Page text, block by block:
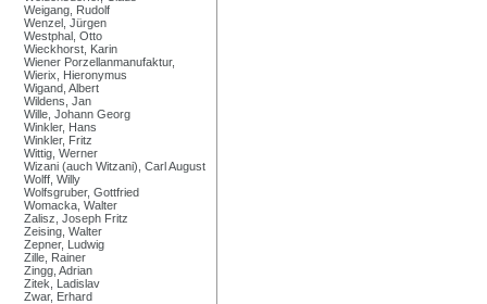
Weigang, Rudolf
Wenzel, Jürgen
Westphal, Otto
Wieckhorst, Karin
Wiener Porzellanmanufaktur,
Wierix, Hieronymus
Wigand, Albert
Wildens, Jan
Wille, Johann Georg
Winkler, Hans
Winkler, Fritz
Wittig, Werner
Wizani (auch Witzani), Carl August
Wolff, Willy
Wolfsgruber, Gottfried
Womacka, Walter
Zalisz, Joseph Fritz
Zeising, Walter
Zepner, Ludwig
Zille, Rainer
Zingg, Adrian
Zitek, Ladislav
Zwar, Erhard